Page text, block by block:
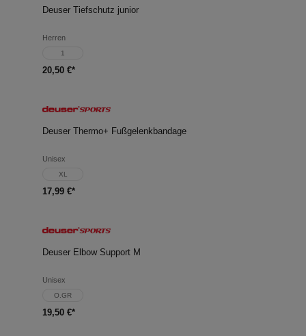
Deuser Tiefschutz junior
Herren
1
20,50 €*
Deuser Thermo+ Fußgelenkbandage
Unisex
XL
17,99 €*
Deuser Elbow Support M
Unisex
O.GR
19,50 €*